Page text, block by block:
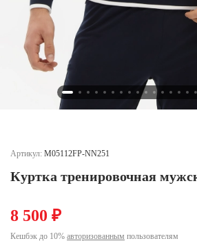
Северная Осетия (2)
Смоленская область (1)
Ставропольский край (5)
Томская область (1)
Тульская область (1)
Тюменская область (3)
Артикул: M05112FP-NN251
Куртка тренировочная
8 500 ₽
Кешбэк до 10% авторизованным пользователям